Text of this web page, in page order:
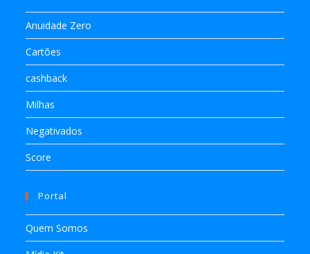
Anuidade Zero
Cartões
cashback
Milhas
Negativados
Score
Portal
Quem Somos